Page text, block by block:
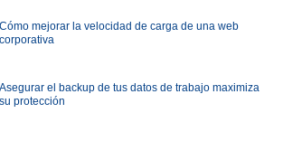
Cómo mejorar la velocidad de carga de una web
corporativa
Asegurar el backup de tus datos de trabajo maximiza
su protección